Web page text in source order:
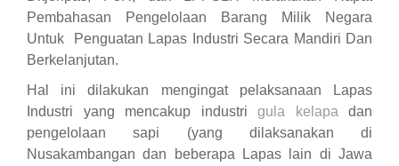
Pembahasan Pengelolaan Barang Milik Negara
Untuk Penguatan Lapas Industri Secara Mandiri Dan
Berkelanjutan.
Hal ini dilakukan mengingat pelaksanaan Lapas
Industri yang mencakup industri gula kelapa dan
pengelolaan sapi (yang dilaksanakan di
Nusakambangan dan beberapa Lapas lain di Jawa